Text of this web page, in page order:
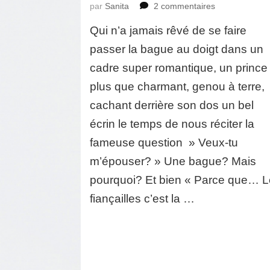
par Sanita 2 commentairessur
5
bagues
de
fiançailles
rêve!
Qui n’a jamais rêvé de se faire
passer la bague au doigt dans un
cadre super romantique, un prince
plus que charmant, genou à terre,
cachant derrière son dos un bel
écrin le temps de nous réciter la
fameuse question » Veux-tu
m’épouser? » Une bague? Mais
pourquoi? Et bien « Parce que…
fiançailles c’est la …